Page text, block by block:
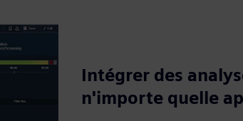
Intégrer des
n'importe quelle